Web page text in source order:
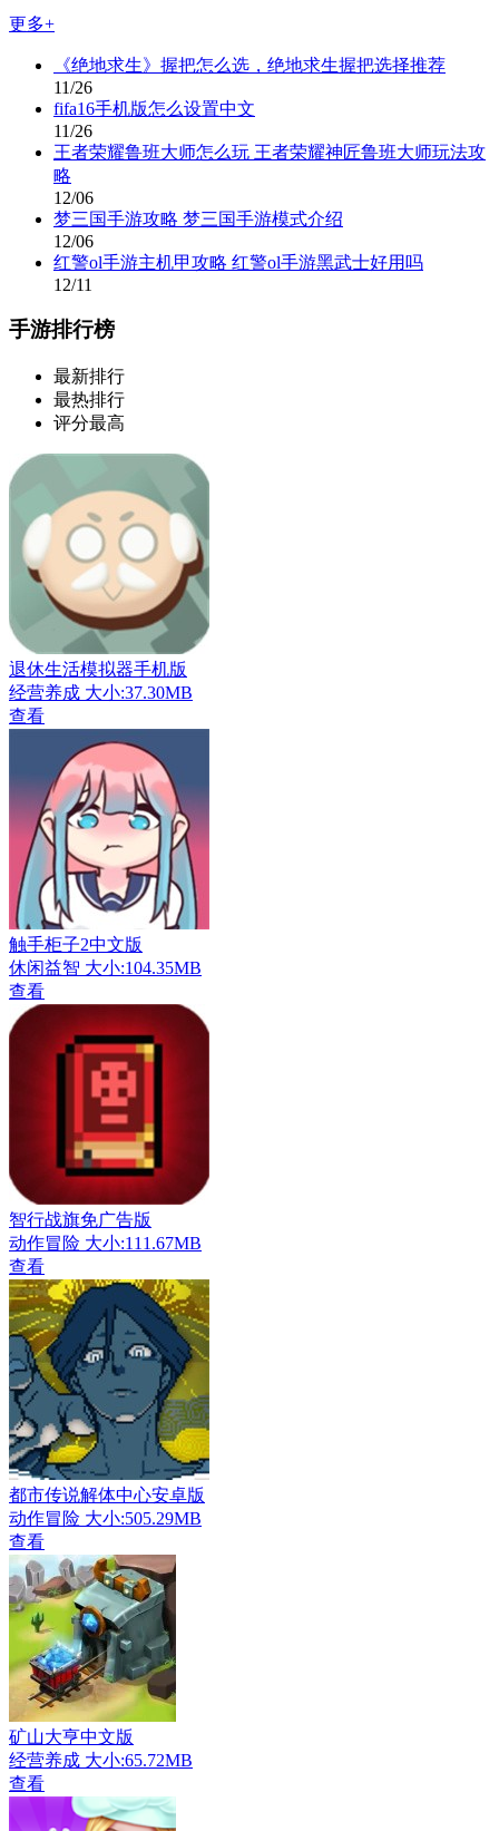
更多+
《绝地求生》握把怎么选，绝地求生握把选择推荐
11/26
fifa16手机版怎么设置中文
11/26
王者荣耀鲁班大师怎么玩 王者荣耀神匠鲁班大师玩法攻
略
12/06
梦三国手游攻略 梦三国手游模式介绍
12/06
红警ol手游主机甲攻略 红警ol手游黑武士好用吗
12/11
手游排行榜
最新排行
最热排行
评分最高
退休生活模拟器手机版
经营养成 大小:37.30MB
查看
触手柜子2中文版
休闲益智 大小:104.35MB
查看
智行战旗免广告版
动作冒险 大小:111.67MB
查看
都市传说解体中心安卓版
动作冒险 大小:505.29MB
查看
矿山大亨中文版
经营养成 大小:65.72MB
查看